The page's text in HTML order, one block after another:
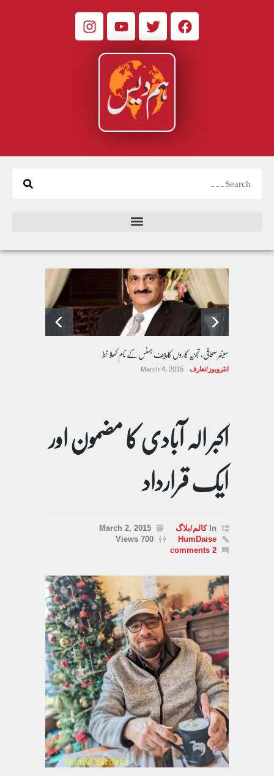
سینئر صحافی، تجزیہ کاروں کا چیف جسٹس کے نام کھلا خط
انٹرویوز/تعارف March 4, 2015
اکبر الہ آبادی کا مضمون اور
ایک قرارداد
In کالم/بلاگ
March 2, 2015
HumDaise
700 Views
2 comments